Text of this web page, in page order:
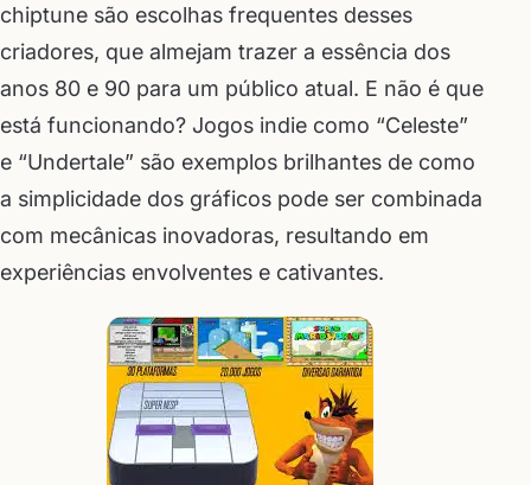
chiptune são escolhas frequentes desses
criadores, que almejam trazer a essência dos
anos 80 e 90 para um público atual. E não é que
está funcionando? Jogos indie como “Celeste”
e “Undertale” são exemplos brilhantes de como
a simplicidade dos gráficos pode ser combinada
com mecânicas inovadoras, resultando em
experiências envolventes e cativantes.